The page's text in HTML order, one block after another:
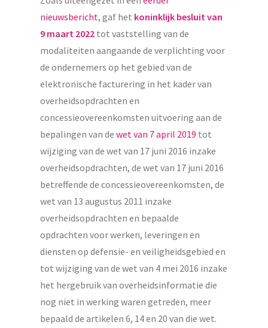
nieuwsbericht, gaf het koninklijk besluit van
9 maart 2022tot vaststelling van de
modaliteiten aangaande de verplichting voor
de ondernemers op het gebied van de
elektronische facturering in het kader van
overheidsopdrachten en
concessieovereenkomsten uitvoering aan de
bepalingen van de wet van 7 april 2019 tot
wijziging van de wet van 17 juni 2016 inzake
overheidsopdrachten, de wet van 17 juni 2016
betreffende de concessieovereenkomsten, de
wet van 13 augustus 2011 inzake
overheidsopdrachten en bepaalde
opdrachten voor werken, leveringen en
diensten op defensie- en veiligheidsgebied en
tot wijziging van de wet van 4 mei 2016 inzake
het hergebruik van overheidsinformatie die
nog niet in werking waren getreden, meer
bepaald de artikelen 6, 14 en 20 van die wet.